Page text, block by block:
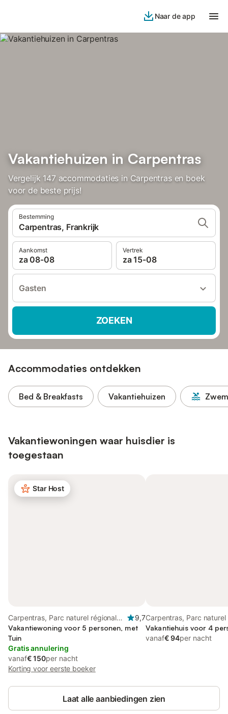
Naar de app
Vakantiehuizen in Carpentras
Vergelijk 147 accommodaties in Carpentras en boek
voor de beste prijs!
Bestemming
Carpentras, Frankrijk
Aankomst
za 08-08
Vertrek
za 15-08
Gasten
ZOEKEN
Accommodaties ontdekken
Bed & Breakfasts Vakantiehuizen
Vakantiewoningen waar huisdier is
toegestaan
Star Host
Carpentras, Parc naturel régional
du Mont-Ventoux
9,7
Vakantiewoning voor 5 personen, met
Tuin
Gratis annulering
vanaf€ 150per nacht
Korting voor eerste boeker
Carpentras, Parc naturel
du Mont-Ventoux
Vakantiehuis voor 4
vanaf€ 94per nacht
Laat alle aanbiedingen zien